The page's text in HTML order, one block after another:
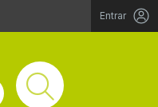
Entrar